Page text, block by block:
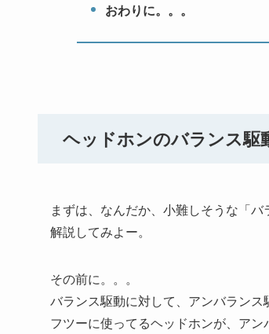
おわりに。。。
ヘッドホンのバランス駆
まずは、なんだか、小難しそうな「
解説してみよー。
その前に。。。
バランス駆動に対して、アンバランス
フツーに使ってるヘッドホンが、アン